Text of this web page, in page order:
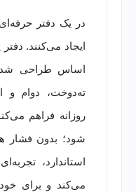
در یک دفتر
ایجاد می‌کنند.
اساس طراحی
ته‌دوخت، دوام و
روزانه فراهم
شود؛ بدون فشار
استاندارد،
می‌کند و برای